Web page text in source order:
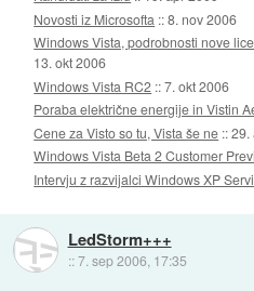
Novosti iz Microsofta ::8. nov 2006
Windows Vista, podrobnosti nove
13. okt 2006
Windows Vista RC2 ::7. okt 2006
Poraba električne energije in Vistin
Cene za Visto so tu, Vista še ne ::29.
Windows Vista Beta 2 Customer
Intervju z razvijalci Windows XP
LedStorm+++
::7. sep 2006, 17:35